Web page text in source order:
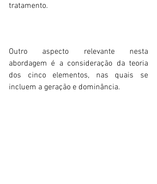
tratamento.
Outro aspecto relevante nesta
abordagem é a consideração da teoria
dos cinco elementos, nas quais se
incluem a geração e dominância.